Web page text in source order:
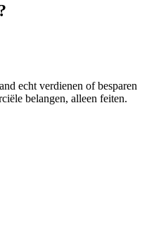
echt verdienen of besparen
belangen, alleen feiten.